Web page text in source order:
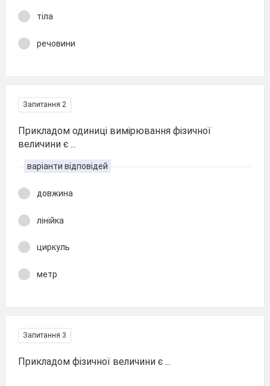
тіла
речовини
Запитання 2
Прикладом одиниці вимірювання фізичної
величини є ...
варіанти відповідей
довжина
лінійка
циркуль
метр
Запитання 3
Прикладом фізичної величини є ...